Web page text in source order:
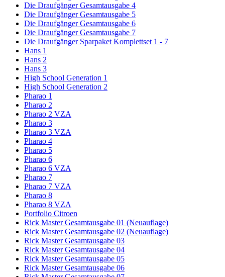
Die Draufgänger Gesamtausgabe 4
Die Draufgänger Gesamtausgabe 5
Die Draufgänger Gesamtausgabe 6
Die Draufgänger Gesamtausgabe 7
Die Draufgänger Sparpaket Komplettset 1 - 7
Hans 1
Hans 2
Hans 3
High School Generation 1
High School Generation 2
Pharao 1
Pharao 2
Pharao 2 VZA
Pharao 3
Pharao 3 VZA
Pharao 4
Pharao 5
Pharao 6
Pharao 6 VZA
Pharao 7
Pharao 7 VZA
Pharao 8
Pharao 8 VZA
Portfolio Citroen
Rick Master Gesamtausgabe 01 (Neuauflage)
Rick Master Gesamtausgabe 02 (Neuauflage)
Rick Master Gesamtausgabe 03
Rick Master Gesamtausgabe 04
Rick Master Gesamtausgabe 05
Rick Master Gesamtausgabe 06